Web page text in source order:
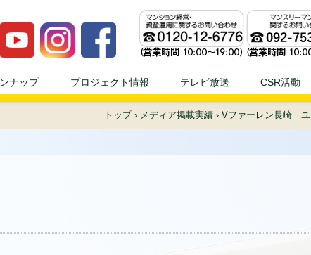
ロジェへ！！ | 不動産投資、不動産経営のことならモダンプロジェ
ナップ プロジェクト情報 テレビ放送 CSR活動
トップ› メディア掲載実績 › Vファーレン長崎 ユ